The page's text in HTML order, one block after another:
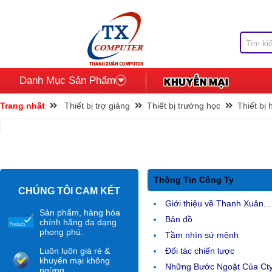
Danh Mục Sản Phẩm
Trang nhất Thiết bị trợ giảng Thiết bị trường học Thiết bị
CHÚNG TÔI CAM KẾT
Sản phẩm, hàng hóa
chính hãng đa dạng
phong phú.
Luôn luôn giá rẻ &
khuyến mại không
Thông Tin Công Ty
Giới thiệu về Thanh Xuân...
Bản đồ
Tầm nhìn sứ mệnh
Đối tác chiến lược
Những Bước Ngoặt Của